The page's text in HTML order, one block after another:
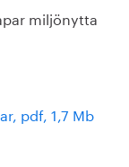
miljönytta
pdf, 1,7 Mb